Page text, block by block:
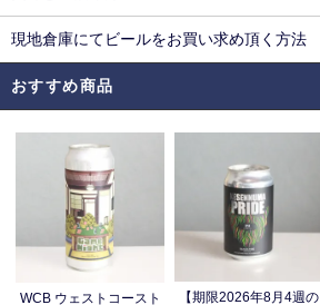
現地倉庫にてビールをお買い求め頂く方法
おすすめ商品
WCB ウェストコースト
【期限2026年8月4週の